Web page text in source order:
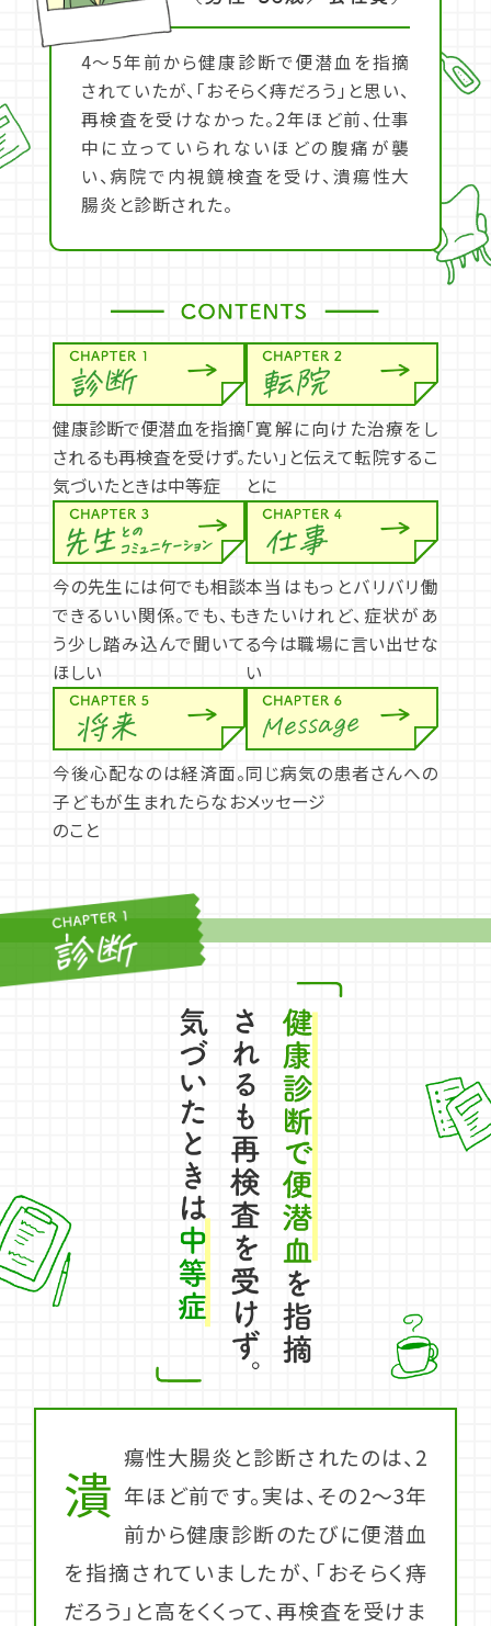
4～5年前から健康診断で便潜血を指摘
されていたが、「おそらく痔だろう」と思い、
再検査を受けなかった。2年ほど前、仕事
中に立っていられないほどの腹痛が襲
い、病院で内視鏡検査を受け、潰瘍性大
腸炎と診断された。
健康診断で便潜血を指摘
されるも再検査を受けず。
気づいたときは中等症
「寛解に向けた治療をし
たい」と伝えて転院するこ
とに
今の先生には何でも相談
できるいい関係。でも、も
う少し踏み込んで聞いて
ほしい
本当はもっとバリバリ働
きたいけれど、症状があ
る今は職場に言い出せな
い
今後心配なのは経済面。
子どもが生まれたらなお
のこと
同じ病気の患者さんへの
メッセージ
潰
瘍性大腸炎と診断されたのは、2
年ほど前です。実は、その2～3年
前から健康診断のたびに便潜血
を指摘されていましたが、「おそらく痔
だろう」と高をくくって、再検査を受けま